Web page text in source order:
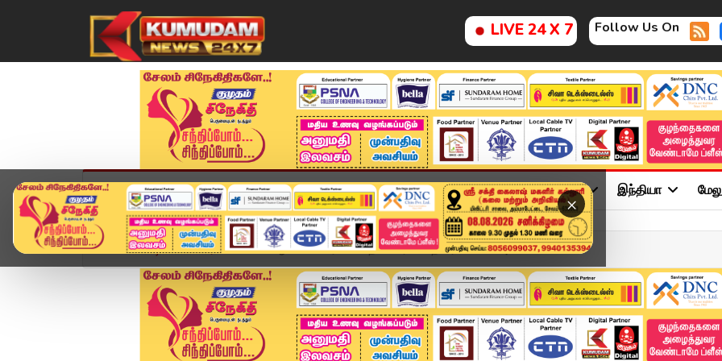
LIVE 24 X 7 Follow Us On
×
முகப்பு விளையாட்டு அண்மை தமிழ்நாடு சினிமா அரசியல் விளையாட்டு இந்தியா
Home வீடியோ ஸ்டோரி "2026 ஆகஸ்ட் வரை பாமக தலைவராக தொடர்வேன்" – அன்ப...